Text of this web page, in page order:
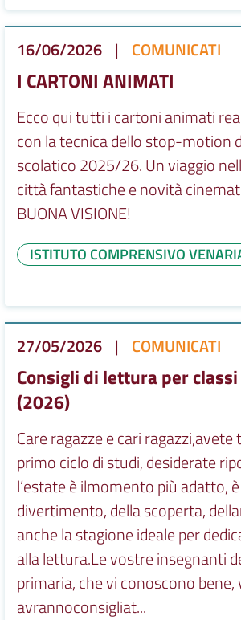
16/06/2026 | COMUNICATI
I CARTONI ANIMATI
Ecco qui tutti i cartoni animati
con la tecnica dello stop-motion
scolatico 2025/26. Un viaggio
città fantastiche e novità
BUONA VISIONE!
ISTITUTO COMPRENSIVO
27/05/2026 | COMUNICATI
Consigli di lettura per
(2026)
Care ragazze e cari
primo ciclo di studi, desiderate
l’estate è ilmomento più adatto,
divertimento, della scoperta,
anche la stagione ideale per
alla lettura.Le vostre insegnanti
primaria, che vi conoscono bene,
avrannoconsigliat...